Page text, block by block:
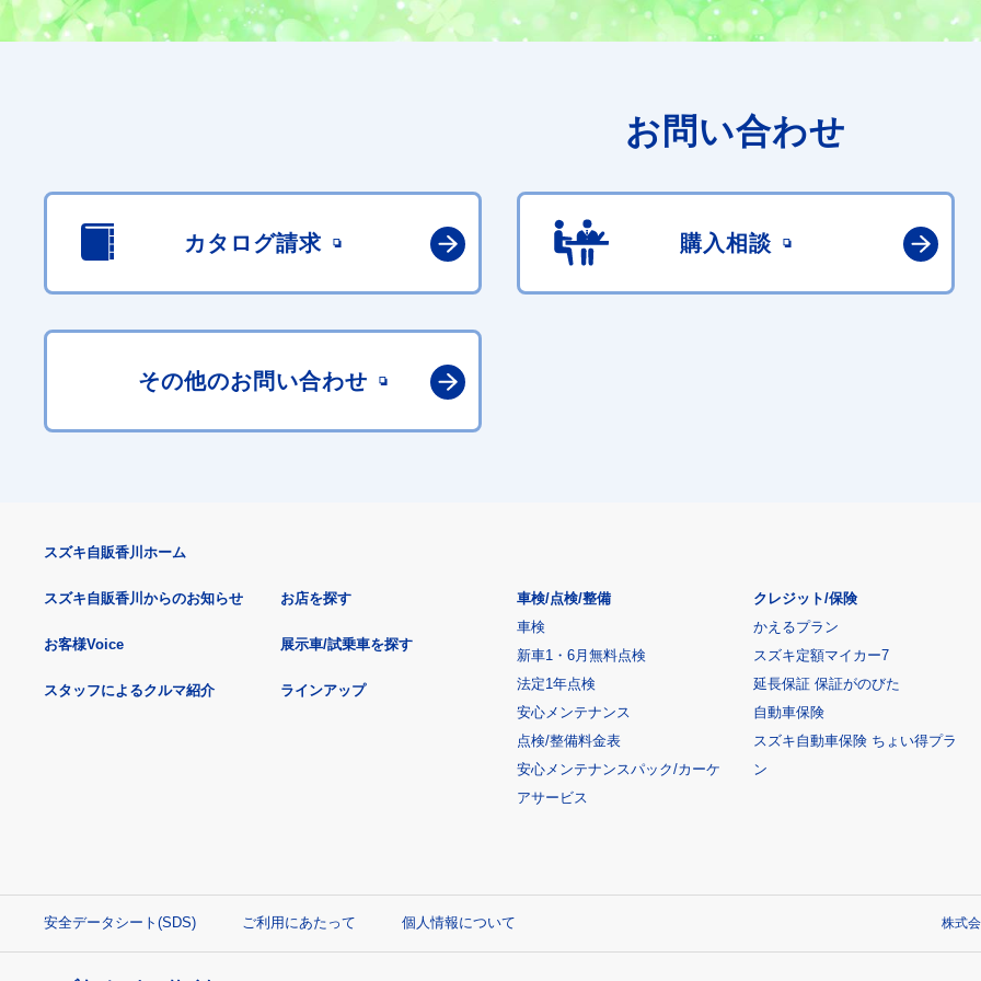
お問い合わせ
カタログ請求 購入相談
その他のお問い合わせ
スズキ自販香川ホーム
スズキ自販香川からのお知らせ
お客様Voice
スタッフによるクルマ紹介
お店を探す
展示車/試乗車を探す
ラインアップ
車検/点検/整備
車検
新車1・6月無料点検
法定1年点検
安心メンテナンス
点検/整備料金表
安心メンテナンスパック/カーケ
アサービス
クレジット/保険
かえるプラン
スズキ定額マイカー7
延長保証 保証がのびた
自動車保険
スズキ自動車保険 ちょい得プラ
ン
安全データシート(SDS) ご利用にあたって 個人情報について 株式